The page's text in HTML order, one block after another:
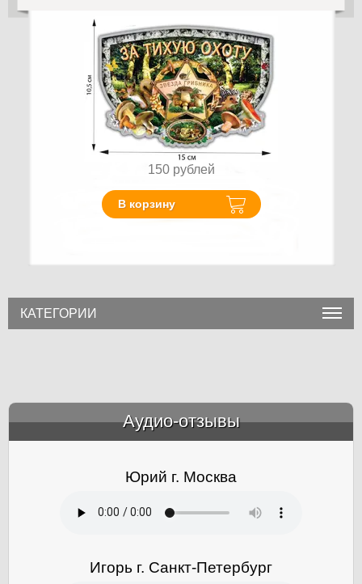
150 рублей
В корзину
КАТЕГОРИИ
Аудио-отзывы
Юрий г. Москва
Игорь г. Санкт-Петербург